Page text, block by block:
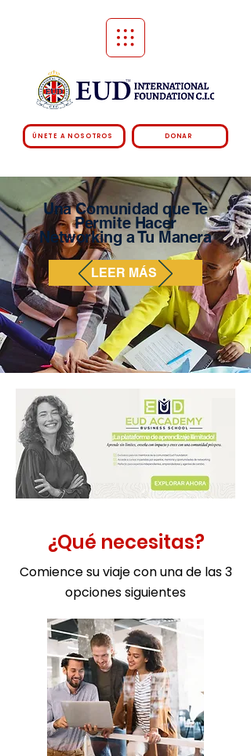
DONAR
ÚNETE A NOSOTROS
Una Comunidad que Te
Permite Hacer
Networking a Tu Manera
LEER MÁS
¿Qué necesitas?
Comience su viaje con una de las 3
opciones siguientes